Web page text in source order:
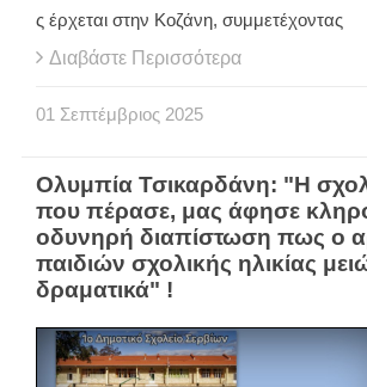
ς έρχεται στην Κοζάνη, συμμετέχοντας
Διαβάστε Περισσότερα
01 Σεπτέμβριος 2025
Ολυμπία Τσικαρδάνη: "Η
που πέρασε, μας άφησε
οδυνηρή διαπίστωση πως ο
παιδιών σχολικής ηλικίας
δραματικά" !